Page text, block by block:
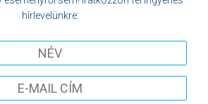
hírlevelünkre: